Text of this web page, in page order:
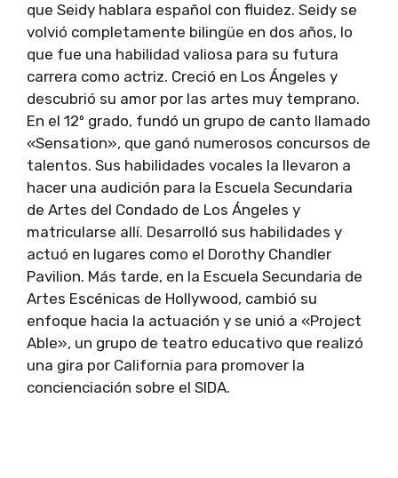
que Seidy hablara español con fluidez. Seidy se
volvió completamente bilingüe en dos años, lo
que fue una habilidad valiosa para su futura
carrera como actriz. Creció en Los Ángeles y
descubrió su amor por las artes muy temprano.
En el 12º grado, fundó un grupo de canto llamado
«Sensation», que ganó numerosos concursos de
talentos. Sus habilidades vocales la llevaron a
hacer una audición para la Escuela Secundaria
de Artes del Condado de Los Ángeles y
matricularse allí. Desarrolló sus habilidades y
actuó en lugares como el Dorothy Chandler
Pavilion. Más tarde, en la Escuela Secundaria de
Artes Escénicas de Hollywood, cambió su
enfoque hacia la actuación y se unió a «Project
Able», un grupo de teatro educativo que realizó
una gira por California para promover la
concienciación sobre el SIDA.